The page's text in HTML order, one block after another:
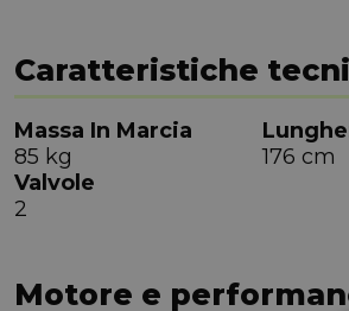
Caratteristiche
Massa In Marcia
85 kg
176 cm
Valvole
2
Motore e